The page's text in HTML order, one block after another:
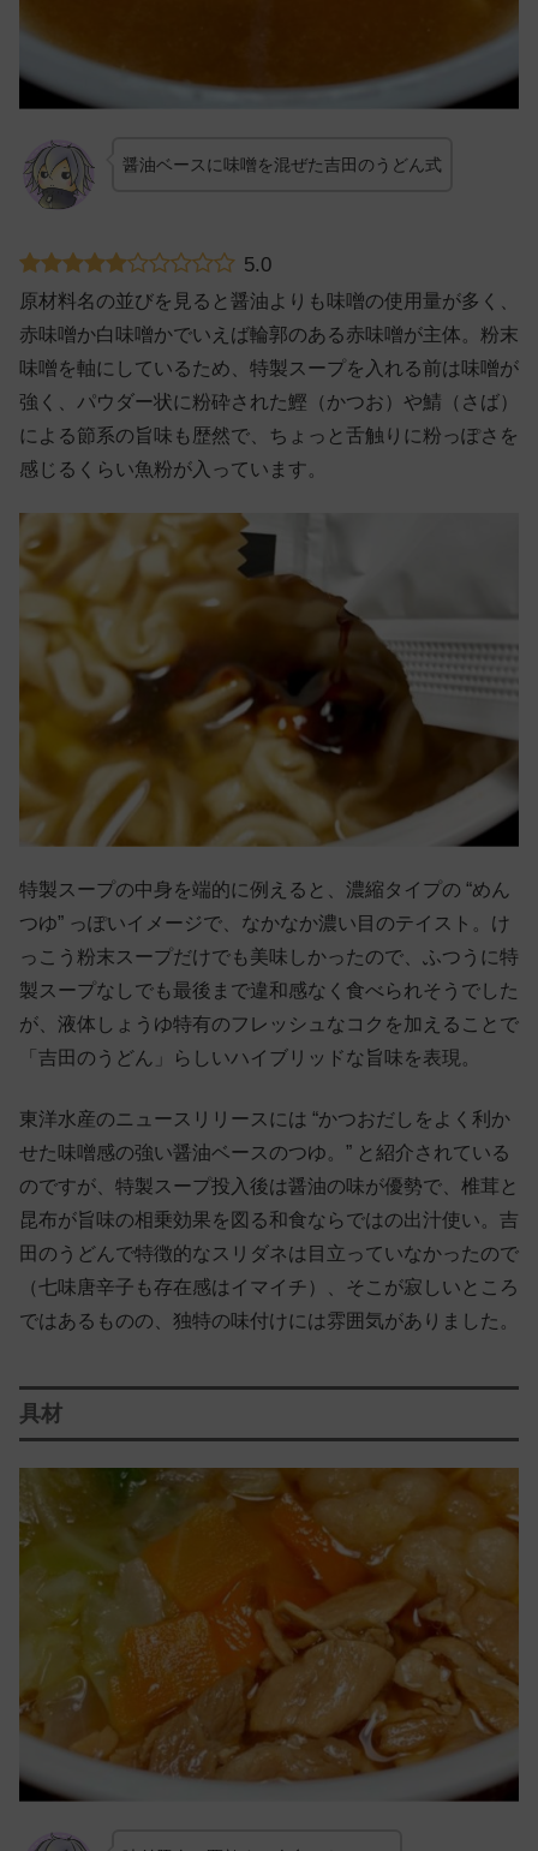
醤油ベースに味噌を混ぜた吉田のうどん式
5.0
原材料名の並びを見ると醤油よりも味噌の使用量が多く、
赤味噌か白味噌かでいえば輪郭のある赤味噌が主体。粉末
味噌を軸にしているため、特製スープを入れる前は味噌が
強く、パウダー状に粉砕された鰹（かつお）や鯖（さば）
による節系の旨味も歴然で、ちょっと舌触りに粉っぽさを
感じるくらい魚粉が入っています。
特製スープの中身を端的に例えると、濃縮タイプの “めん
つゆ” っぽいイメージで、なかなか濃い目のテイスト。け
っこう粉末スープだけでも美味しかったので、ふつうに特
製スープなしでも最後まで違和感なく食べられそうでした
が、液体しょうゆ特有のフレッシュなコクを加えることで
「吉田のうどん」らしいハイブリッドな旨味を表現。
東洋水産のニュースリリースには “かつおだしをよく利か
せた味噌感の強い醤油ベースのつゆ。” と紹介されている
のですが、特製スープ投入後は醤油の味が優勢で、椎茸と
昆布が旨味の相乗効果を図る和食ならではの出汁使い。吉
田のうどんで特徴的なスリダネは目立っていなかったので
（七味唐辛子も存在感はイマイチ）、そこが寂しいところ
ではあるものの、独特の味付けには雰囲気がありました。
具材